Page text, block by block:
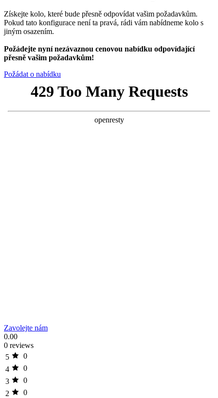
Získejte kolo, které bude přesně odpovídat vašim požadavkům.
Pokud tato konfigurace není ta pravá, rádi vám nabídneme kolo s
jiným osazením.
Požádejte nyní nezávaznou cenovou nabídku odpovídající
přesně vašim požadavkům!
Požádat o nabídku
Zavolejte nám
0.00
0 reviews
5
0
4
0
3
0
2
0